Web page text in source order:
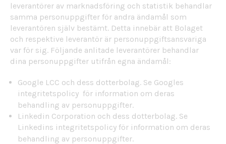
leverantörer av marknadsföring och statistik behandlar
samma personuppgifter för andra ändamål som
leverantören själv bestämt. Detta innebär att Bolaget
och respektive leverantör är personuppgiftsansvariga
var för sig. Följande anlitade leverantörer behandlar
dina personuppgifter utifrån egna ändamål:
Google LCC och dess dotterbolag. Se Googles
integritetspolicy för information om deras
behandling av personuppgifter.
Linkedin Corporation och dess dotterbolag. Se
Linkedins integritetspolicy för information om deras
behandling av personuppgifter.